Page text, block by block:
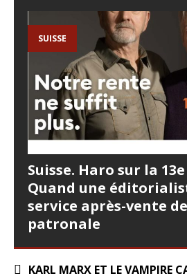
SUISSE
Suisse. Haro sur la
Quand une
service après-vente
patronale
KARL MARX ET LE VAMPIRE